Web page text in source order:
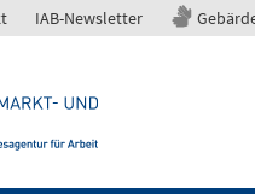
IAB-Newsletter